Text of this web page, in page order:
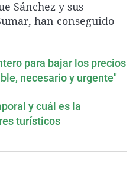
La rosa de los vientos
Gente viajera
Caso
Retornados
Operación Viuda
Extremadura
Navarra
Virales
Sánchez y sus
han conseguido
para bajar los precios
necesario y urgente"
y cuál es la
turísticos